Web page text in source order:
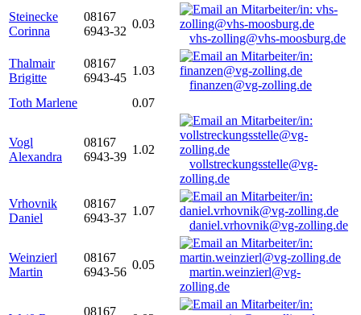
Steinecke
Corinna
08167
6943-32
0.03
vhs-zolling@vhs-moosburg.de
Thalmair
Brigitte
08167
6943-45
1.03
finanzen@vg-zolling.de
Toth Marlene
0.07
Vogl
Alexandra
08167
6943-39
1.02
vollstreckungsstelle@vg-
zolling.de
Vrhovnik
Daniel
08167
6943-37
1.07
daniel.vrhovnik@vg-zolling.de
Weinzierl
Martin
08167
6943-56
0.05
martin.weinzierl@vg-
zolling.de
08167